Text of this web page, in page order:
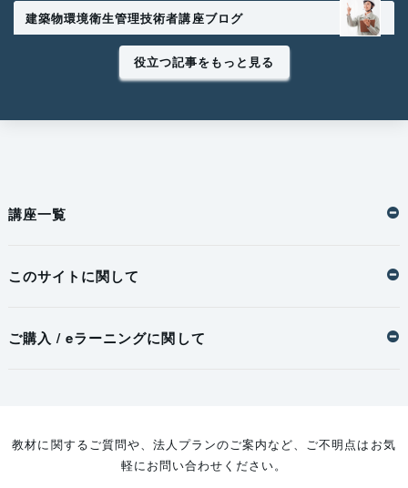
建築物環境衛生管理技術者講座ブログ
役立つ記事をもっと見る
講座一覧
このサイトに関して
ご購入 / eラーニングに関して
教材に関するご質問や、法人プランのご案内など、ご不明点はお気
軽にお問い合わせください。